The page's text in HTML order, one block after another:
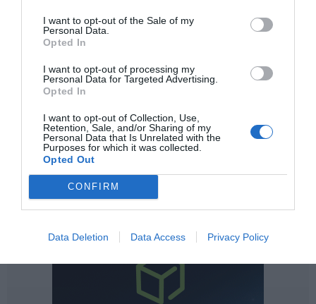
I want to opt-out of the Sale of my
Personal Data.
Opted In
I want to opt-out of processing my
Personal Data for Targeted Advertising.
Opted In
I want to opt-out of Collection, Use,
Retention, Sale, and/or Sharing of my
Personal Data that Is Unrelated with the
Purposes for which it was collected.
Opted Out
CONFIRM
Data Deletion Data Access Privacy Policy
Lo más leído